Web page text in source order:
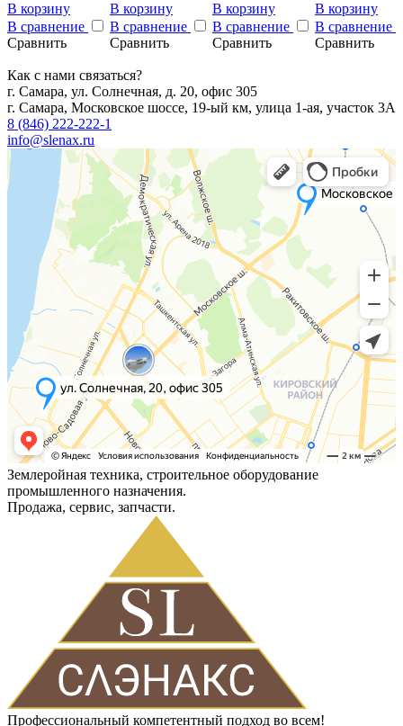
В корзину
В сравнение
Сравнить
В корзину
В сравнение
Сравнить
В корзину
В сравнение
Сравнить
В корзину
В сравнение
Сравнить
Как с нами связаться?
г. Самара, ул. Солнечная, д. 20, офис 305
г. Самара, Московское шоссе, 19-ый км, улица 1-ая, участок 3А
8 (846) 222-222-1
info@slenax.ru
Землеройная техника, строительное оборудование
промышленного назначения.
Продажа, сервис, запчасти.
Профессиональный компетентный подход во всем!